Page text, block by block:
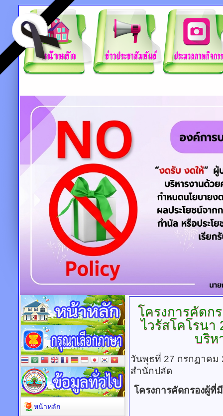
โครงการคัดก
ไวรัสโคโรนา
บริห
วันพุธที่ 27 กรกฏาคม
สำนักปลัด
โครงการคัดกรองผู้ที่
หน้าหลัก